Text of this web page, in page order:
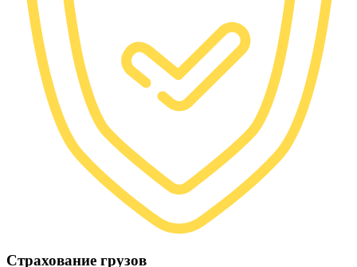
Страхование грузов